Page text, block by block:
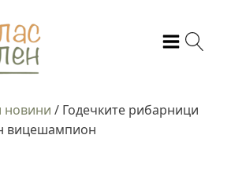
новини / Годечките рибарници
вицешампион